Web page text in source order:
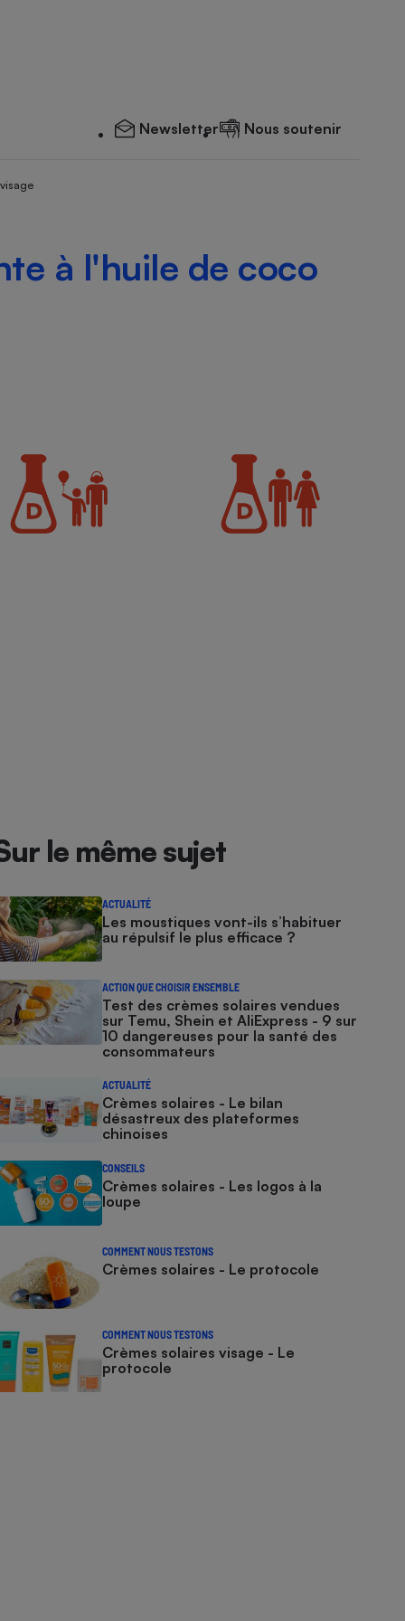
Newsletter Nous soutenir
à l'huile de coco
le même sujet
ACTUALITÉ
Les moustiques vont-ils s’habituer
au répulsif le plus efficace ?
ACTION QUE CHOISIR ENSEMBLE
Test des crèmes solaires vendues
sur Temu, Shein et AliExpress - 9 sur
10 dangereuses pour la santé des
consommateurs
ACTUALITÉ
Crèmes solaires - Le bilan
désastreux des plateformes
chinoises
CONSEILS
Crèmes solaires - Les logos à la
loupe
COMMENT NOUS TESTONS
Crèmes solaires - Le protocole
COMMENT NOUS TESTONS
Crèmes solaires visage - Le
protocole